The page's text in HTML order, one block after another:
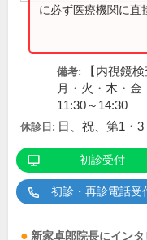
に必ず医療機関に直
備考:
【内視鏡検
月・火・木・金
11:30～14:30
休診日: 日、祝、第1・3
初診受付
初診・再診電話受
新家卓郎院長にイン